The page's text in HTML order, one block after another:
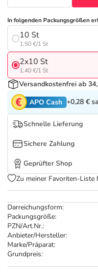
Tierapotheke
Vitamine &
Marken
Salus Deals
Darreichungsform:
Packungsgröße:
PZN/Art.Nr.:
Anbieter/Hersteller:
Marke/Präparat:
Grundpreis:
In folgenden Packungsgrößen
10 St
1,50 €/1 St
2x10 St
1,40 €/1 St
Versandkostenfrei ab
APO Cash +0,28 €
Schnelle Lieferung
Sichere Zahlung
Geprüfter Shop
Zu meiner Favoriten-Liste